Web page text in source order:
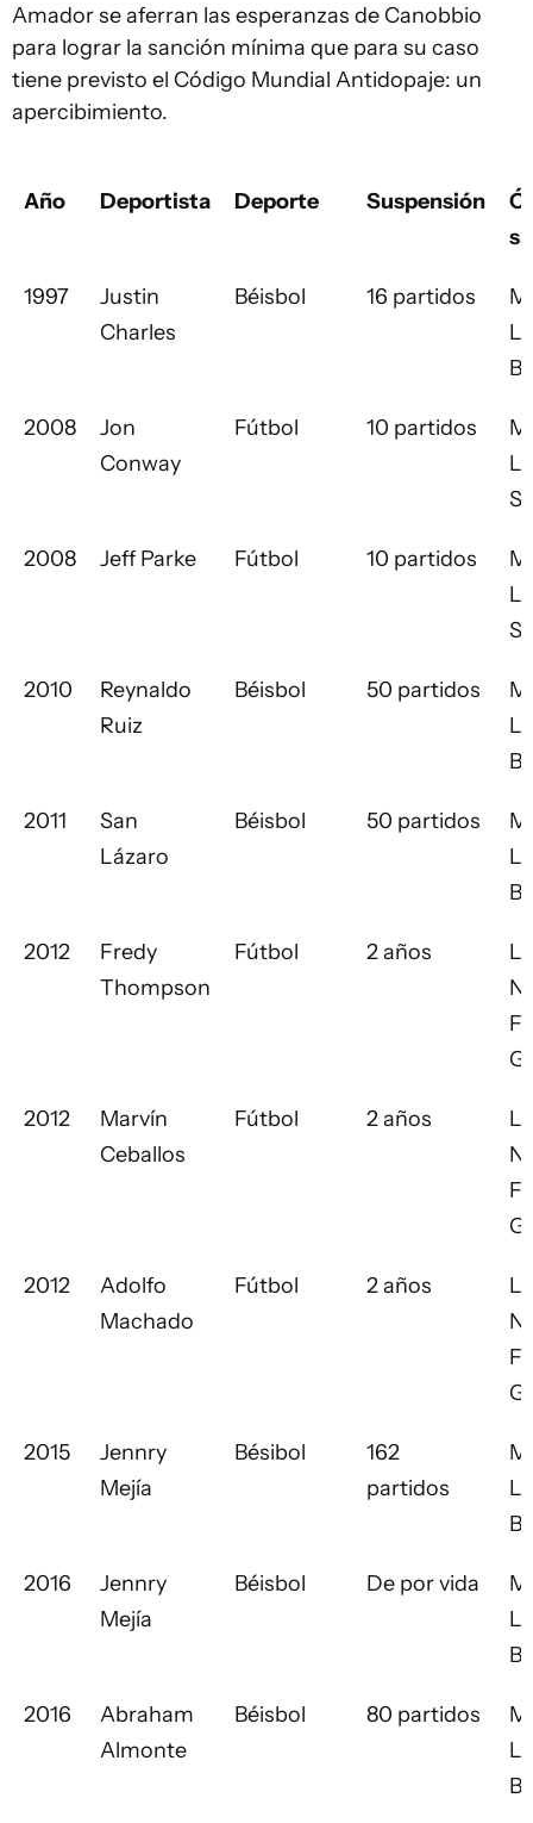
Amador se aferran las esperanzas de Canobbio
para lograr la sanción mínima que para su caso
tiene previsto el Código Mundial Antidopaje: un
apercibimiento.
Año Deportista Deporte Suspensión
1997
Justin
Charles
Béisbol 16 partidos
2008
Jon
Conway
Fútbol 10 partidos
2008 Jeff Parke Fútbol 10 partidos
2010
Reynaldo
Ruiz
Béisbol 50 partidos
2011
San
Lázaro
Béisbol 50 partidos
2012
Fredy
Thompson
Fútbol 2 años
2012
Marvín
Ceballos
Fútbol 2 años
2012
Adolfo
Machado
Fútbol 2 años
2015
Jennry
Mejía
Bésibol
162
partidos
2016
Jennry
Mejía
Béisbol De por vida
2016
Abraham
Almonte
Béisbol 80 partidos